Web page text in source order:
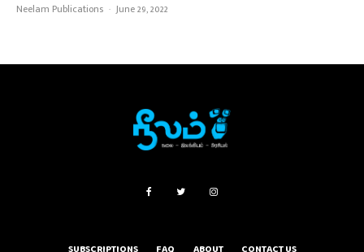
Neelam Publications · June 29, 2022